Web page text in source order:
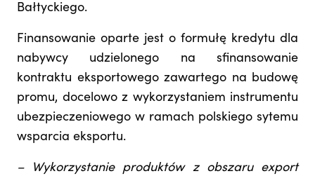
Bałtyckiego.
Finansowanie oparte jest o formułę kredytu dla
nabywcy udzielonego na sfinansowanie
kontraktu eksportowego zawartego na budowę
promu, docelowo z wykorzystaniem instrumentu
ubezpieczeniowego w ramach polskiego sytemu
wsparcia eksportu.
– Wykorzystanie produktów z obszaru export